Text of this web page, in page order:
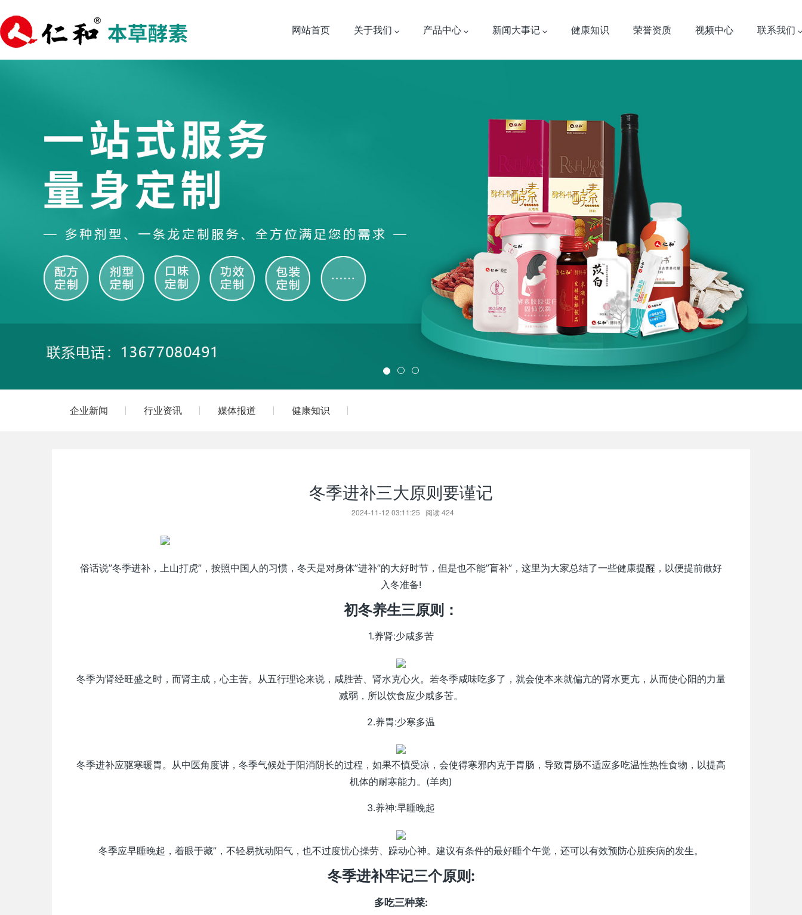
网站首页 关于我们 产品中心 新闻大事记 健康知识 荣誉资质 视频中心 联系我们
企业新闻 行业资讯 媒体报道 健康知识
冬季进补三大原则要谨记
2024-11-12 03:11:25 阅读424
俗话说”冬季进补，上山打虎”，按照中国人的习惯，冬天是对身体”进补”的大好时节，但是也不能”盲补”，这里为大家总结了一些健康提醒，以便提前做好
入冬准备!
初冬养生三原则：
1.养肾:少咸多苦
冬季为肾经旺盛之时，而肾主成，心主苦。从五行理论来说，咸胜苦、肾水克心火。若冬季咸味吃多了，就会使本来就偏亢的肾水更亢，从而使心阳的力量
减弱，所以饮食应少咸多苦。
2.养胃:少寒多温
冬季进补应驱寒暖胃。从中医角度讲，冬季气候处于阳消阴长的过程，如果不慎受凉，会使得寒邪内克于胃肠，导致胃肠不适应多吃温性热性食物，以提高
机体的耐寒能力。(羊肉)
3.养神:早睡晚起
冬季应早睡晚起，着眼于藏”，不轻易扰动阳气，也不过度忧心操劳、躁动心神。建议有条件的最好睡个午觉，还可以有效预防心脏疾病的发生。
冬季进补牢记三个原则:
多吃三种菜: